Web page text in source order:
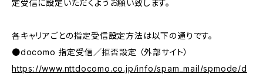
定受信に設定いただくようお願い致します。
各キャリアごとの指定受信設定方法は以下の通りです。
●docomo 指定受信／拒否設定 （外部サイト）
https://www.nttdocomo.co.jp/info/spam_mail/spmode/d